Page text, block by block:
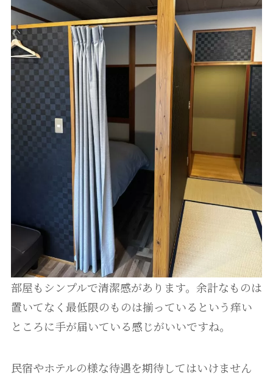
部屋もシンプルで清潔感があります。余計なものは
置いてなく最低限のものは揃っているという痒い
ところに手が届いている感じがいいですね。
民宿やホテルの様な待遇を期待してはいけません